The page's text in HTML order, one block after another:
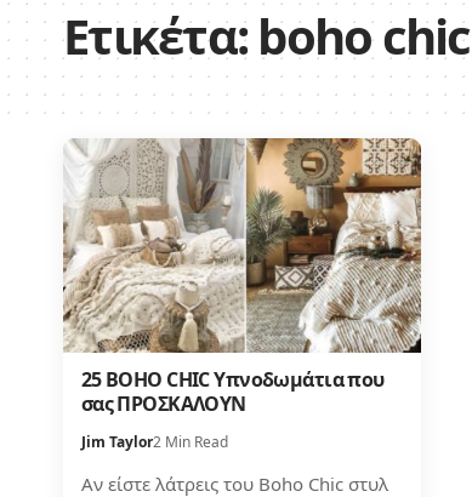
Ετικέτα: boho chic
25 BOHO CHIC Υπνοδωμάτια που
σας ΠΡΟΣΚΑΛΟΥΝ
Jim Taylor2 Min Read
Αν είστε λάτρεις του Boho Chic στυλ